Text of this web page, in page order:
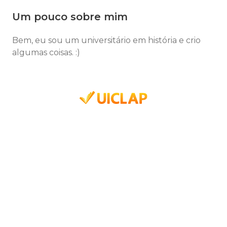
Um pouco sobre mim
Bem, eu sou um universitário em história e crio
algumas coisas. :)